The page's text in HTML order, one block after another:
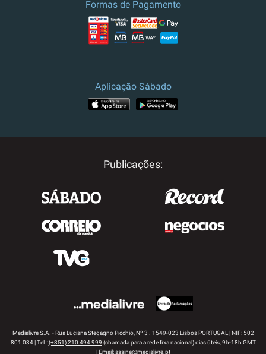
Formas de Pagamento
Aplicação Sábado
Publicações:
Medialivre S.A. - Rua Luciana Stegagno Picchio, Nº 3 . 1549-023 Lisboa PORTUGAL | NIF: 502
801 034 | Tel.:(+351) 210 494 999 (chamada para a rede fixa nacional) dias úteis, 9h-18h GMT
| Email:assine@medialivre.pt